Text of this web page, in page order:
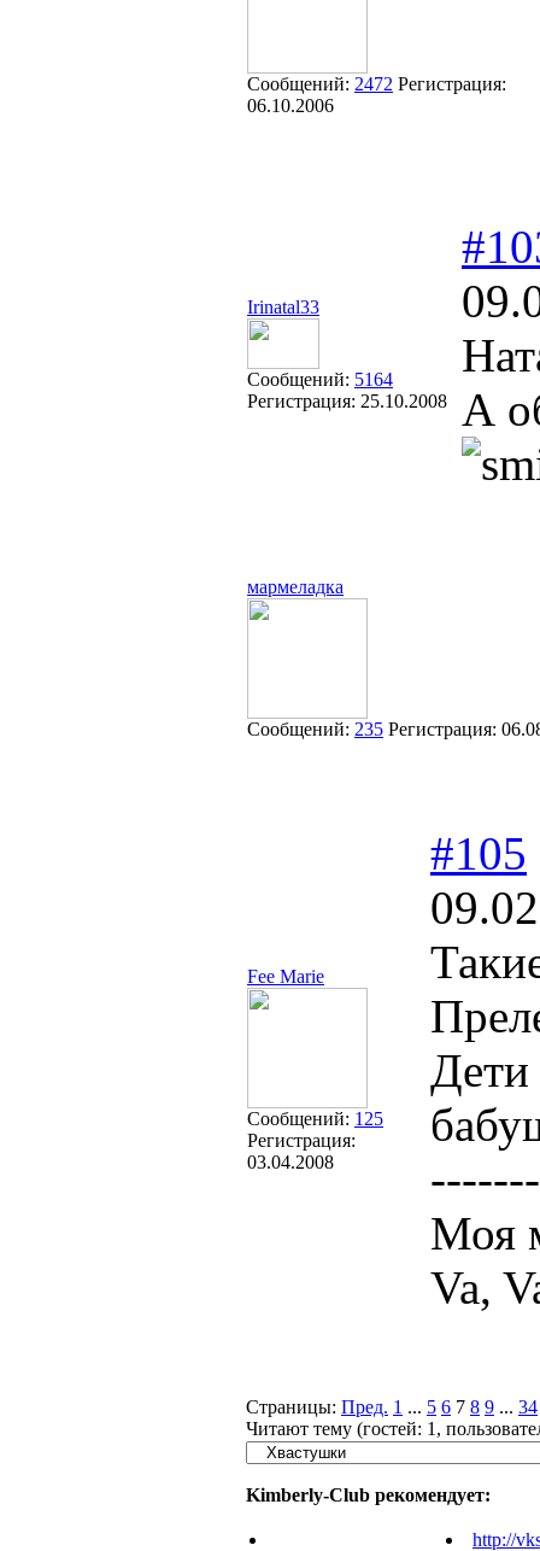
Сообщений: 2472 Регистрация:
06.10.2006
Irinatal33
Сообщений: 5164
Регистрация: 25.10.2008
А
мармеладка
Сообщений: 235 Регистрация:
Fee Marie
Сообщений: 125
Регистрация:
03.04.2008
#105
Дети
Моя
Va,
Страницы: Пред. 1 ... 5 6 7 8 9 ... 34
Читают тему (гостей: 1 ,
Kimberly-Club рекомендует:
http://